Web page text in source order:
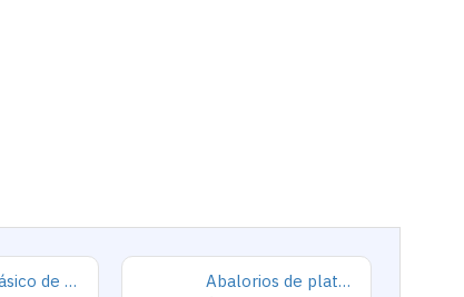
Anillo clásico de plata 925 para hombre con castillo de labradorita Natural, anillo de compromiso Retro Punk auspicioso de Turquía Constantinople Abalorios de plata esterlina 925 pura, abalorios de animales, elefante, hipopótamo, corazones, pulsera artesanal